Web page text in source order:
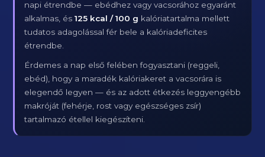
napi étrendbe — ebédhez vagy vacsorához egyaránt
alkalmas, és125 kcal / 100 g kalóriatartalma mellett
tudatos adagolással fér bele a kalóriadeficites
étrendbe.
Érdemes a nap első felében fogyasztani (reggeli,
ebéd), hogy a maradék kalóriakeret a vacsorára is
elegendő legyen — és az adott étkezés leggyengébb
makróját (fehérje, rost vagy egészséges zsír)
tartalmazó étellel kiegészíteni.